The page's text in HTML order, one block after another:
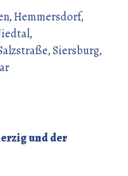
,Hemmersdorf,
,
,Siersburg,
zu
undund der